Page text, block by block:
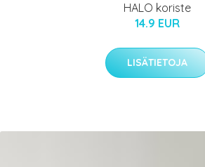
HALO koriste
14.9 EUR
LISÄTIETOJA